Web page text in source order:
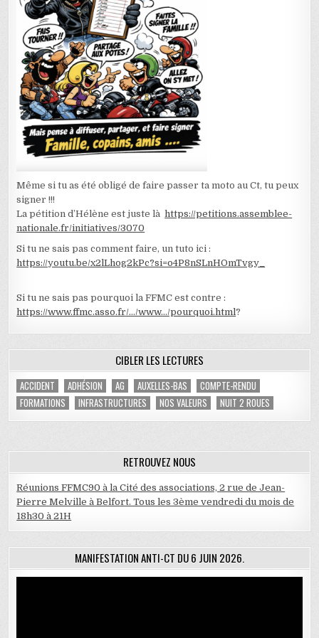
Même si tu as été obligé de faire passer ta moto au Ct, tu peux
signer !!!
La pétition d’Hélène est juste làhttps://petitions.assemblee-
nationale.fr/initiatives/3070
Si tu ne sais pas comment faire, un tuto ici :
https://youtu.be/x2lLhog2kPc?si=o4P8nSLnHOmTvgy_
Si tu ne sais pas pourquoi la FFMC est contre :
https://www.ffmc.asso.fr/…/www…/pourquoi.html?
CIBLER LES LECTURES
ACCIDENT ADHÉSION AG AUXELLES-BAS
COMPTE-RENDU
FORMATIONS
INFRASTRUCTURES NOS VALEURS NUIT 2 ROUES
RETROUVEZ NOUS
Réunions FFMC90 à la Cité des associations, 2 rue de Jean-
Pierre Melville à Belfort. Tous les 3ème vendredi du mois de
18h30 à 21H
MANIFESTATION ANTI-CT DU 6 JUIN 2026.